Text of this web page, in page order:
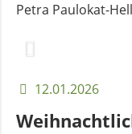
Petra Paulokat-
12.01.2026